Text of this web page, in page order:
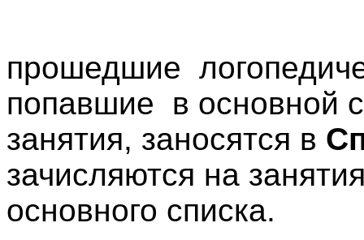
прошедшие
попавшие в основной
занятия, заносятся в
зачисляются на
основного списка.